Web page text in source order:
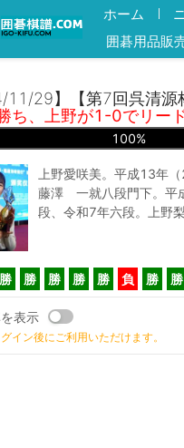
ホーム
囲碁用品販
11/29】【第7回呉清
ち、上野が1-0でリード
100%
上野愛咲美。平成13年
藤澤 一就八段門下。平
段、令和7年六段。上野
勝 勝 勝 勝 勝 負 勝 勝
表示
グイン後にご利用いただけます。